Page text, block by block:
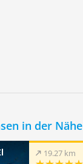
in der Nähe
19.27 km